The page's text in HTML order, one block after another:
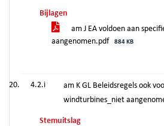
Bijlagen
am J EA voldoen aan
aangenomen.pdf
884 KB
4.2.i
am K GL Beleidsregels ook
windturbines_niet
Stemuitslag